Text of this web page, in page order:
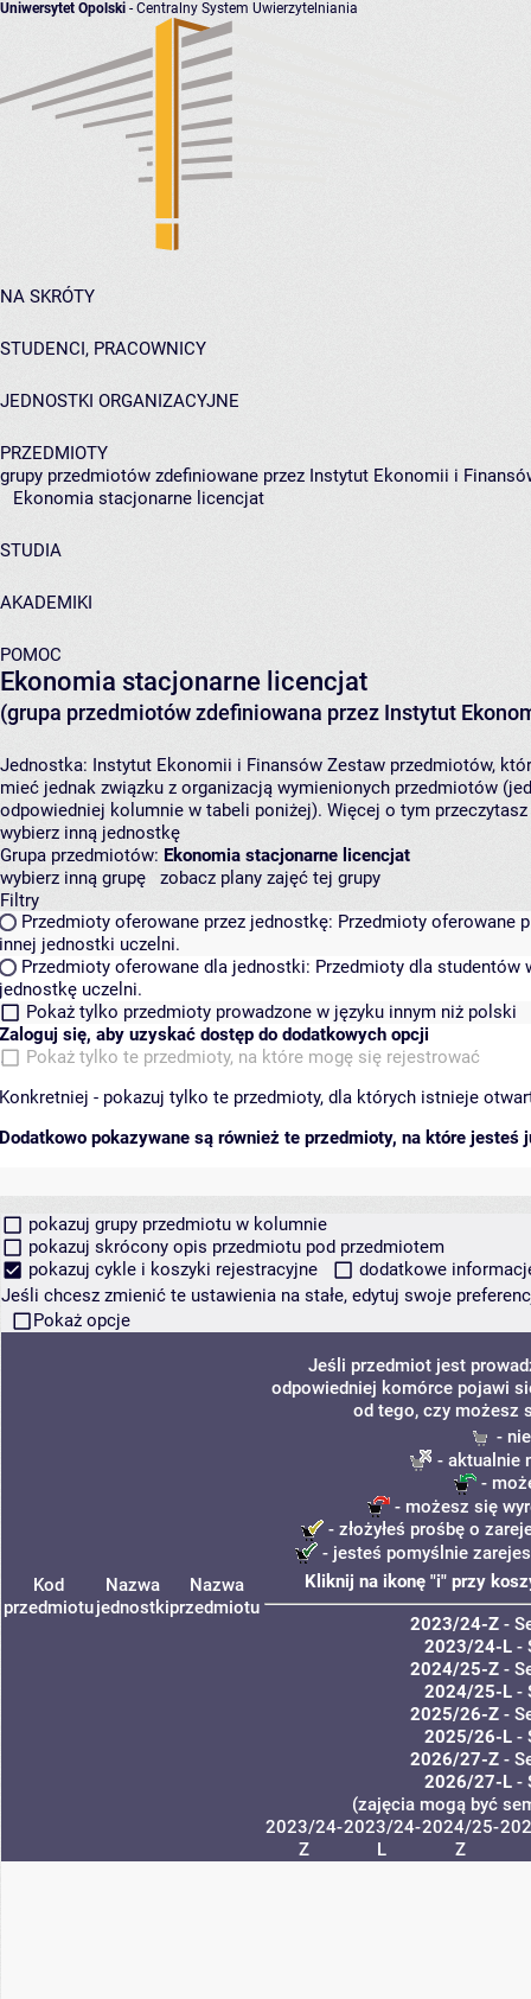
Uniwersytet Opolski - Centralny System Uwierzytelniania
NA SKRÓTY
STUDENCI, PRACOWNICY
JEDNOSTKI ORGANIZACYJNE
PRZEDMIOTY
grupy przedmiotów zdefiniowane przez Instytut Ekonomii i
Ekonomia stacjonarne licencjat
STUDIA
AKADEMIKI
POMOC
Ekonomia stacjonarne licencjat
(grupa przedmiotów zdefiniowana przez Instytut
Jednostka: Instytut Ekonomii i Finansów Zestaw przedmiotów,
mieć jednak związku z organizacją wymienionych przedmiotów
odpowiedniej kolumnie w tabeli poniżej). Więcej o tym
wybierz inną jednostkę
Grupa przedmiotów: Ekonomia stacjonarne licencjat
wybierz inną grupę
zobacz plany zajęć tej grupy
Filtry
Przedmioty oferowane przez jednostkę: Przedmioty oferowane
innej jednostki uczelni.
Przedmioty oferowane dla jednostki: Przedmioty dla studentów
jednostkę uczelni.
Pokaż tylko przedmioty prowadzone w języku innym niż polski
Zaloguj się, aby uzyskać dostęp do dodatkowych opcji
Pokaż tylko te przedmioty, na które mogę się rejestrować
Konkretniej - pokazuj tylko te przedmioty, dla których istnieje
Dodatkowo pokazywane są również te przedmioty, na które jesteś
pokazuj grupy przedmiotu w kolumnie
pokazuj skrócony opis przedmiotu pod przedmiotem
pokazuj cykle i koszyki rejestracyjne
dodatkowe
Jeśli chcesz zmienić te ustawienia na stałe, edytuj swoje
Pokaż opcje
Kod
przedmiotu
Nazwa
jednostki
Nazwa
przedmiotu
Jeśli przedmiot jest
odpowiedniej komórce pojawi
od tego, czy możesz
-
- aktualnie
-
- możesz się
- złożyłeś prośbę o
- jesteś pomyślnie
Kliknij na ikonę "i" przy
2023/24-Z -
2023/24-L -
2024/25-Z -
2024/25-L -
2025/26-Z -
2025/26-L -
2026/27-Z -
2026/27-L -
(zajęcia mogą być
2023/24-
Z
2023/24-
L
2024/25-
Z